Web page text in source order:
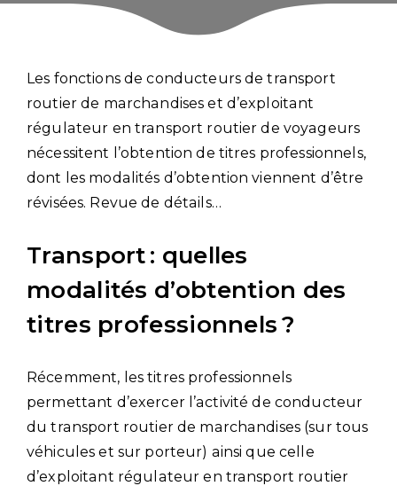
Les fonctions de conducteurs de transport
routier de marchandises et d’exploitant
régulateur en transport routier de voyageurs
nécessitent l’obtention de titres professionnels,
dont les modalités d’obtention viennent d’être
révisées. Revue de détails…
Transport : quelles
modalités d’obtention des
titres professionnels ?
Récemment, les titres professionnels
permettant d’exercer l’activité de conducteur
du transport routier de marchandises (sur tous
véhicules et sur porteur) ainsi que celle
d’exploitant régulateur en transport routier